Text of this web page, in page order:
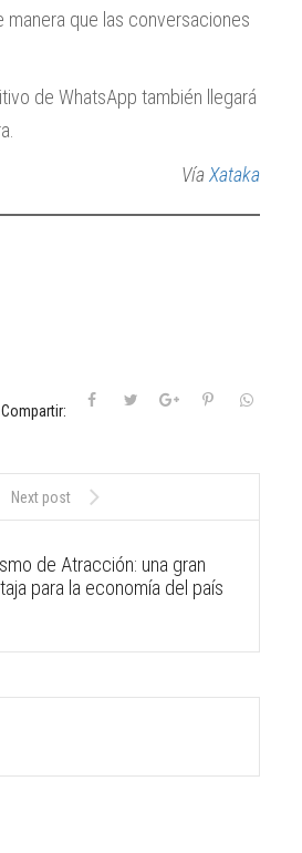
que las conversaciones
de WhatsApp también llegará
Vía Xataka
Compartir:
Next post
de Atracción: una gran
para la economía del país